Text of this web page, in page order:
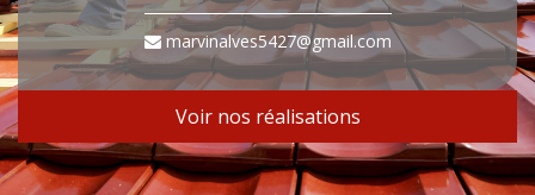
marvinalves5427@gmail.com
Voir nos réalisations